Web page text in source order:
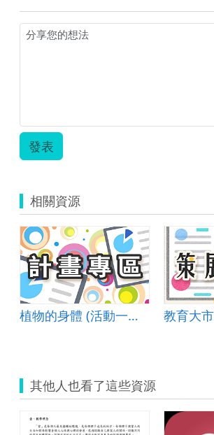
發表
相關資源
植物的身體 (活動一：植物的葉)
其他人也看了這些資源